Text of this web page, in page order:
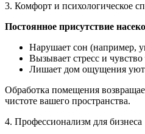
3. Комфорт и психологическое
Постоянное присутствие
Нарушает сон (например,
Вызывает стресс и чувство
Лишает дом ощущения
Обработка помещения
чистоте вашего пространства.
4. Профессионализм для бизнеса